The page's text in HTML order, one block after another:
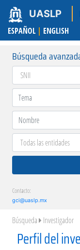
UASLP
ESPAÑOL | ENGLISH
Búsqueda
Contacto:
gci@uaslp.mx
Búsqueda Investigador
Perfil del